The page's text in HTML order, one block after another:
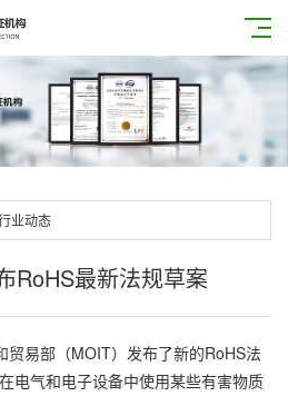
业动态
RoHS最新法规草案
易部（MOIT）发布了新的RoHS法
电气和电子设备中使用某些有害物质